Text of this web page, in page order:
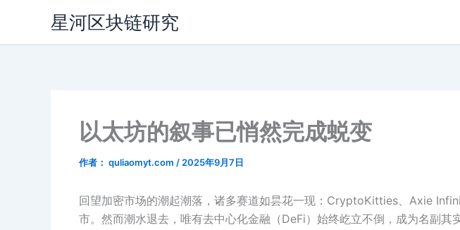
内
星河区块链研究
以太坊的叙事已悄然完成蜕变
作者： quliaomyt.com / 2025年9月7日
回望加密市场的潮起潮落，诸多赛道如昙花一现：CryptoKitties、Axie
市。然而潮水退去，唯有去中心化金融（DeFi）始终屹立不倒，成为名副其